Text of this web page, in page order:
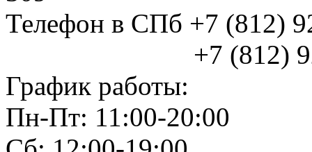
Телефон в СПб +7 (812)
+7 (812)
График работы:
Пн-Пт: 11:00-20:00